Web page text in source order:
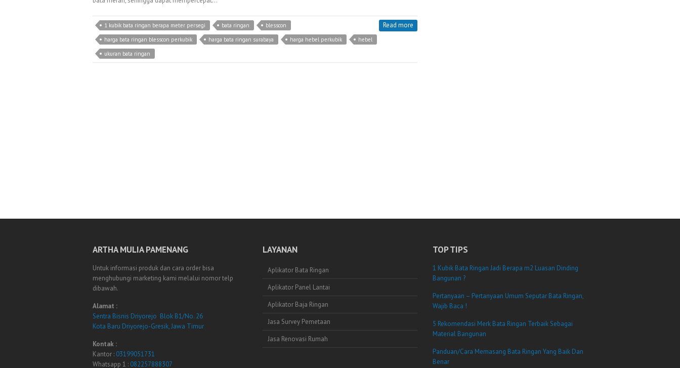
1 kubik bata ringan berapa meter persegi bata ringan
blesscon
harga bata ringan blesscon perkubik
harga bata ringan surabaya harga hebel perkubik
hebel
ukuran bata ringan
Read more
ARTHA MULIA PAMENANG
Untuk informasi produk dan cara order bisa
menghubungi marketing kami melalui nomor telp
dibawah.
Alamat :
Sentra Bisnis Driyorejo Blok B1/No. 26
Kota Baru Driyorejo-Gresik, Jawa Timur
Kontak :
Kantor : 03199051731
Whatsapp 1 : 082257888307
LAYANAN
Aplikator Bata Ringan
Aplikator Panel Lantai
Aplikator Baja Ringan
Jasa Survey Pemetaan
Jasa Renovasi Rumah
TOP TIPS
1 Kubik Bata Ringan Jadi Berapa m2 Luasan Dinding
Bangunan ?
Pertanyaan – Pertanyaan Umum Seputar Bata Ringan,
Wajib Baca !
5 Rekomendasi Merk Bata Ringan Terbaik Sebagai
Material Bangunan
Panduan/Cara Memasang Bata Ringan Yang Baik Dan
Benar